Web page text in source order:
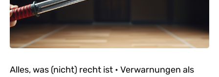
Alles, was (nicht) recht ist • Verwarnungen als